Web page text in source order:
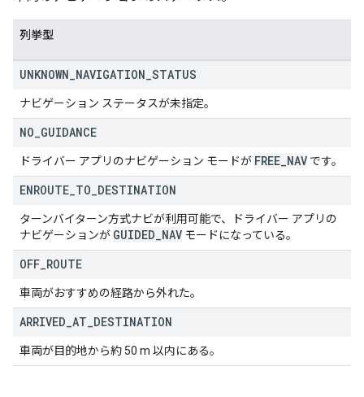
列挙型
UNKNOWN NAVIGATION STATUS
ナビゲーション ステータスが未指定。
NO GUIDANCE
ドライバー アプリのナビゲーション モードが FREE NAV です。
ENROUTE TO DESTINATION
ターンバイターン方式ナビが利用可能で、ドライバー アプリの
ナビゲーションが GUIDED NAV モードになっている。
OFF ROUTE
車両がおすすめの経路から外れた。
ARRIVED AT DESTINATION
車両が目的地から約 50 m 以内にある。